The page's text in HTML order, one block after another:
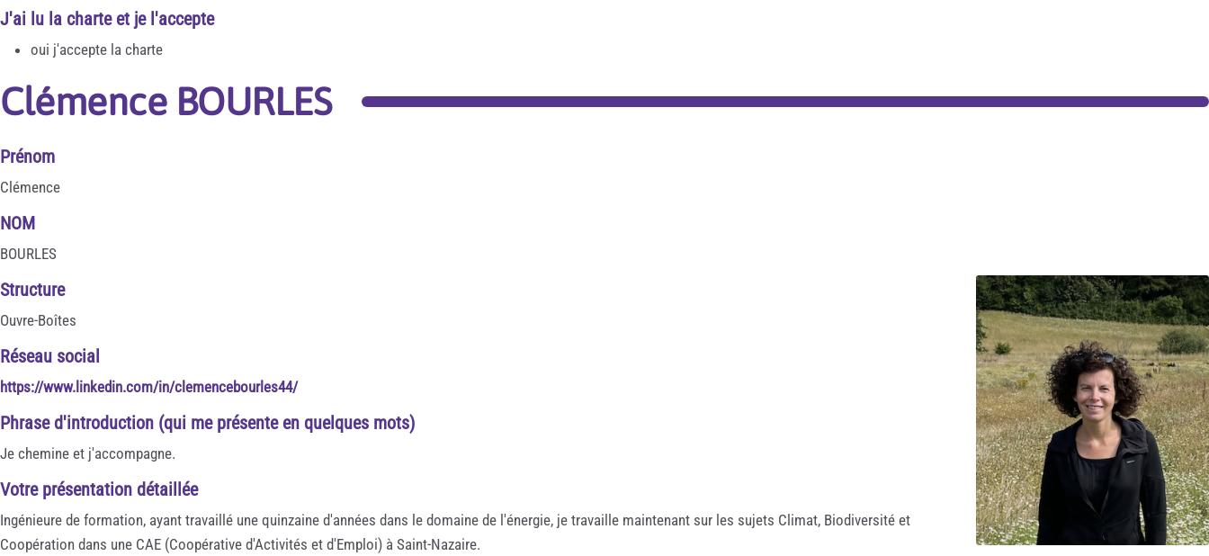
J'ai lu la charte et je l'accepte
oui j'accepte la charte
Clémence BOURLES
Prénom
Clémence
NOM
BOURLES
Structure
Ouvre-Boîtes
Réseau social
https://www.linkedin.com/in/clemencebourles44/
Phrase d'introduction (qui me présente en quelques mots)
Je chemine et j'accompagne.
Votre présentation détaillée
Ingénieure de formation, ayant travaillé une quinzaine d'années dans le domaine de l'énergie, je travaille maintenant sur les sujets Climat, Biodiversité et
Coopération dans une CAE (Coopérative d'Activités et d'Emploi) à Saint-Nazaire.